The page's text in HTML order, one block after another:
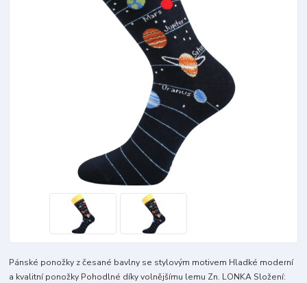
Pánské ponožky z česané bavlny se stylovým motivem Hladké moderní
a kvalitní ponožky Pohodlné díky volnějšímu lemu Zn. LONKA Složení: